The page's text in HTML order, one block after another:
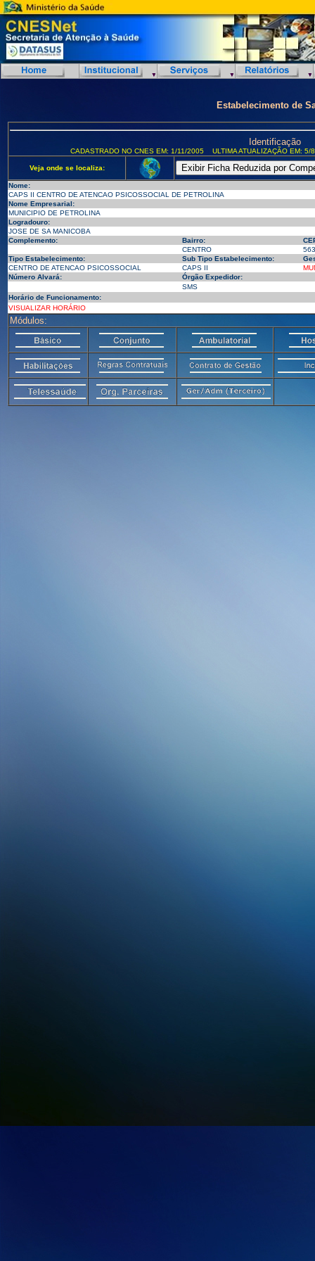
Estabelecimento de
Identificação
CADASTRADO NO CNES EM: 1/11/2005 ULTIMA ATUALIZAÇÃO EM:
Veja onde se localiza:
Nome:
CAPS II CENTRO DE ATENCAO PSICOSSOCIAL DE PETROLINA
Nome Empresarial:
MUNICIPIO DE PETROLINA
Logradouro:
JOSE DE SA MANICOBA
Complemento:
Bairro:
CENTRO
Tipo Estabelecimento:
Sub Tipo Estabelecimento:
CENTRO DE ATENCAO PSICOSSOCIAL
CAPS II
Número Alvará:
Órgão Expedidor:
SMS
Horário de Funcionamento:
VISUALIZAR HORÁRIO
Módulos: